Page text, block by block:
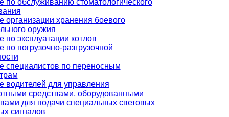
организации хранения боевого
оружия
по эксплуатации котлов
по погрузочно-разгрузочной
специалистов по переносным
водителей для управления
средствами, оборудованными
для подачи специальных световых
сигналов